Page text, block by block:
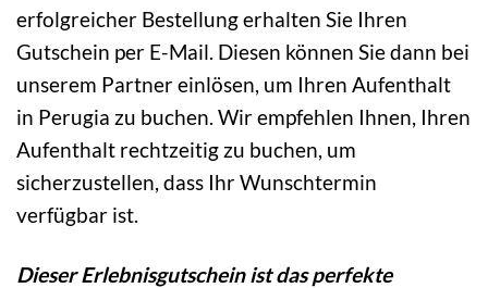
erfolgreicher Bestellung erhalten Sie Ihren
Gutschein per E-Mail. Diesen können Sie dann bei
unserem Partner einlösen, um Ihren Aufenthalt
in Perugia zu buchen. Wir empfehlen Ihnen, Ihren
Aufenthalt rechtzeitig zu buchen, um
sicherzustellen, dass Ihr Wunschtermin
verfügbar ist.
Dieser Erlebnisgutschein ist das perfekte